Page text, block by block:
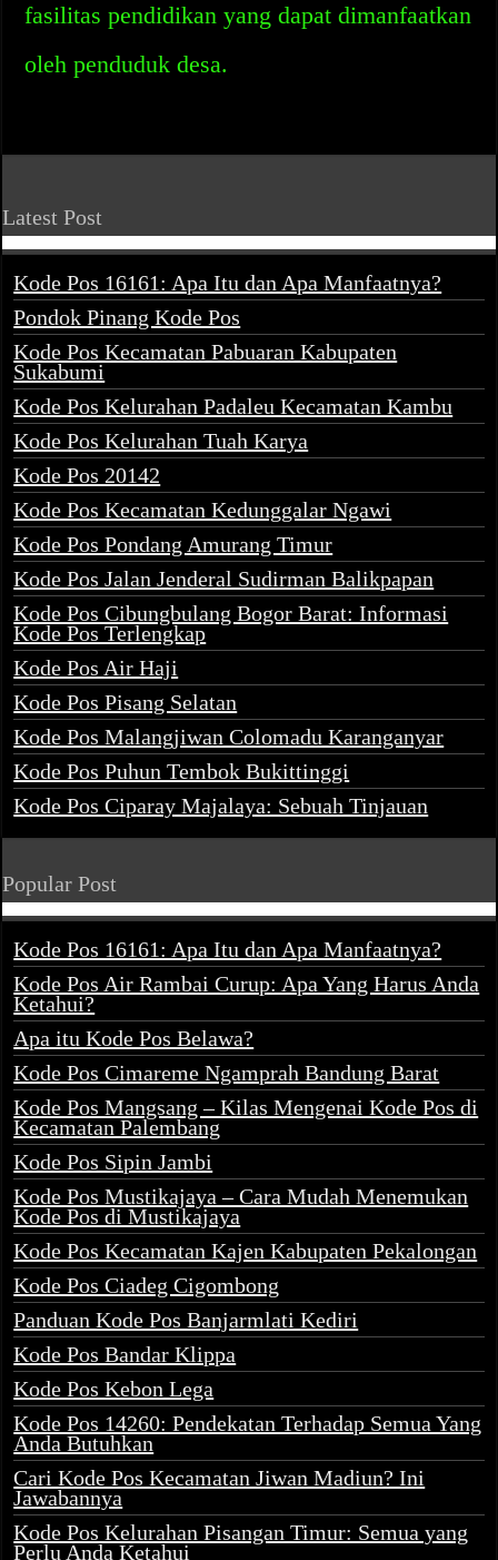
fasilitas pendidikan yang dapat dimanfaatkan
oleh penduduk desa.
Latest Post
Kode Pos 16161: Apa Itu dan Apa Manfaatnya?
Pondok Pinang Kode Pos
Kode Pos Kecamatan Pabuaran Kabupaten
Sukabumi
Kode Pos Kelurahan Padaleu Kecamatan Kambu
Kode Pos Kelurahan Tuah Karya
Kode Pos 20142
Kode Pos Kecamatan Kedunggalar Ngawi
Kode Pos Pondang Amurang Timur
Kode Pos Jalan Jenderal Sudirman Balikpapan
Kode Pos Cibungbulang Bogor Barat: Informasi
Kode Pos Terlengkap
Kode Pos Air Haji
Kode Pos Pisang Selatan
Kode Pos Malangjiwan Colomadu Karanganyar
Kode Pos Puhun Tembok Bukittinggi
Kode Pos Ciparay Majalaya: Sebuah Tinjauan
Popular Post
Kode Pos 16161: Apa Itu dan Apa Manfaatnya?
Kode Pos Air Rambai Curup: Apa Yang Harus Anda
Ketahui?
Apa itu Kode Pos Belawa?
Kode Pos Cimareme Ngamprah Bandung Barat
Kode Pos Mangsang – Kilas Mengenai Kode Pos di
Kecamatan Palembang
Kode Pos Sipin Jambi
Kode Pos Mustikajaya – Cara Mudah Menemukan
Kode Pos di Mustikajaya
Kode Pos Kecamatan Kajen Kabupaten Pekalongan
Kode Pos Ciadeg Cigombong
Panduan Kode Pos Banjarmlati Kediri
Kode Pos Bandar Klippa
Kode Pos Kebon Lega
Kode Pos 14260: Pendekatan Terhadap Semua Yang
Anda Butuhkan
Cari Kode Pos Kecamatan Jiwan Madiun? Ini
Jawabannya
Kode Pos Kelurahan Pisangan Timur: Semua yang
Perlu Anda Ketahui